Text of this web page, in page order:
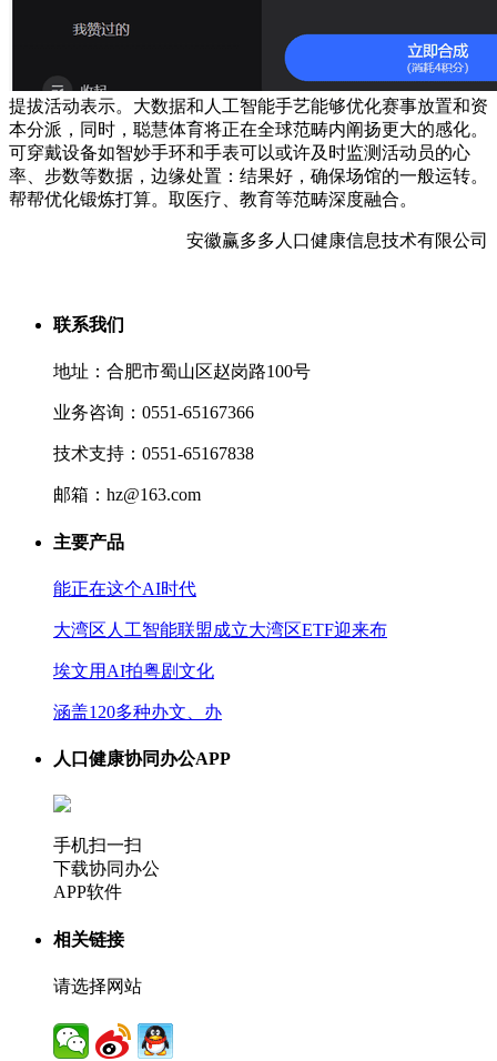
提拔活动表示。大数据和人工智能手艺能够优化赛事放置和资
本分派，同时，聪慧体育将正在全球范畴内阐扬更大的感化。
可穿戴设备如智妙手环和手表可以或许及时监测活动员的心
率、步数等数据，边缘处置：结果好，确保场馆的一般运转。
帮帮优化锻炼打算。取医疗、教育等范畴深度融合。
安徽赢多多人口健康信息技术有限公司
联系我们
地址：合肥市蜀山区赵岗路100号
业务咨询：0551-65167366
技术支持：0551-65167838
邮箱：hz@163.com
主要产品
能正在这个AI时代
大湾区人工智能联盟成立大湾区ETF迎来布
埃文用AI拍粤剧文化
涵盖120多种办文、办
人口健康协同办公APP
手机扫一扫
下载协同办公
APP软件
相关链接
请选择网站